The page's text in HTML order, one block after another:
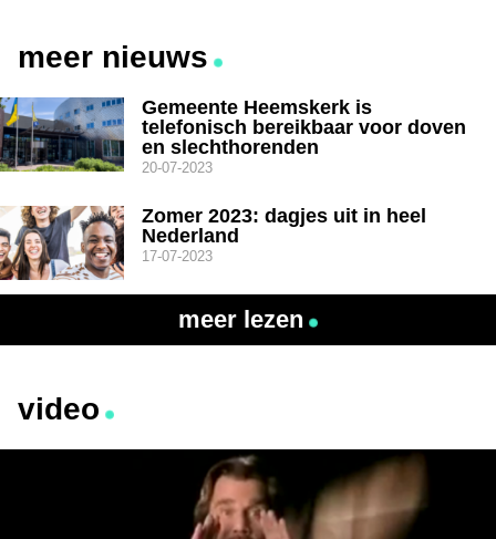
meer nieuws
Gemeente Heemskerk is
telefonisch bereikbaar voor doven
en slechthorenden
20-07-2023
Zomer 2023: dagjes uit in heel
Nederland
17-07-2023
meer lezen
video